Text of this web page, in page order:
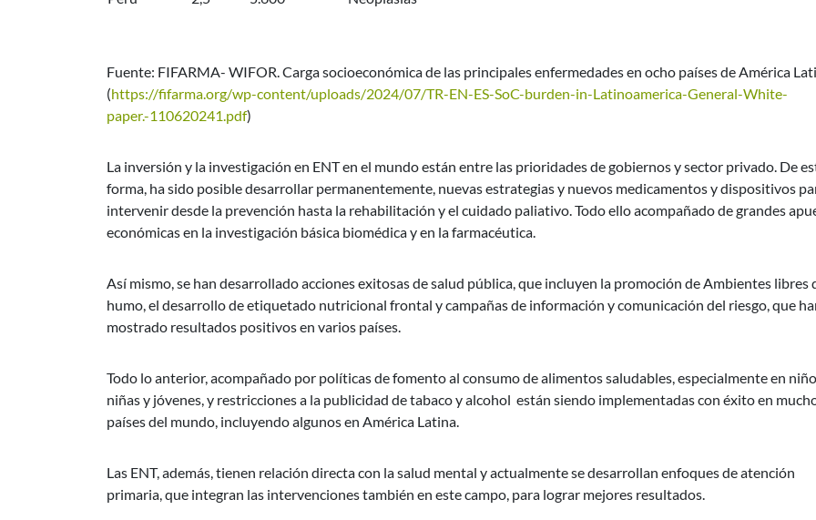
Fuente: FIFARMA- WIFOR. Carga socioeconómica de las principales enfermedades en ocho países de América
(https://fifarma.org/wp-content/uploads/2024/07/TR-EN-ES-SoC-burden-in-Latinoamerica-General-White-
paper.-110620241.pdf)
La inversión y la investigación en ENT en el mundo están entre las prioridades de gobiernos y sector privado. De
forma, ha sido posible desarrollar permanentemente, nuevas estrategias y nuevos medicamentos y dispositivos
intervenir desde la prevención hasta la rehabilitación y el cuidado paliativo. Todo ello acompañado de grandes
económicas en la investigación básica biomédica y en la farmacéutica.
Así mismo, se han desarrollado acciones exitosas de salud pública, que incluyen la promoción de Ambientes libres
humo, el desarrollo de etiquetado nutricional frontal y campañas de información y comunicación del riesgo, que
mostrado resultados positivos en varios países.
Todo lo anterior, acompañado por políticas de fomento al consumo de alimentos saludables, especialmente en
niñas y jóvenes, y restricciones a la publicidad de tabaco y alcohol están siendo implementadas con éxito en
países del mundo, incluyendo algunos en América Latina.
Las ENT, además, tienen relación directa con la salud mental y actualmente se desarrollan enfoques de atención
primaria, que integran las intervenciones también en este campo, para lograr mejores resultados.